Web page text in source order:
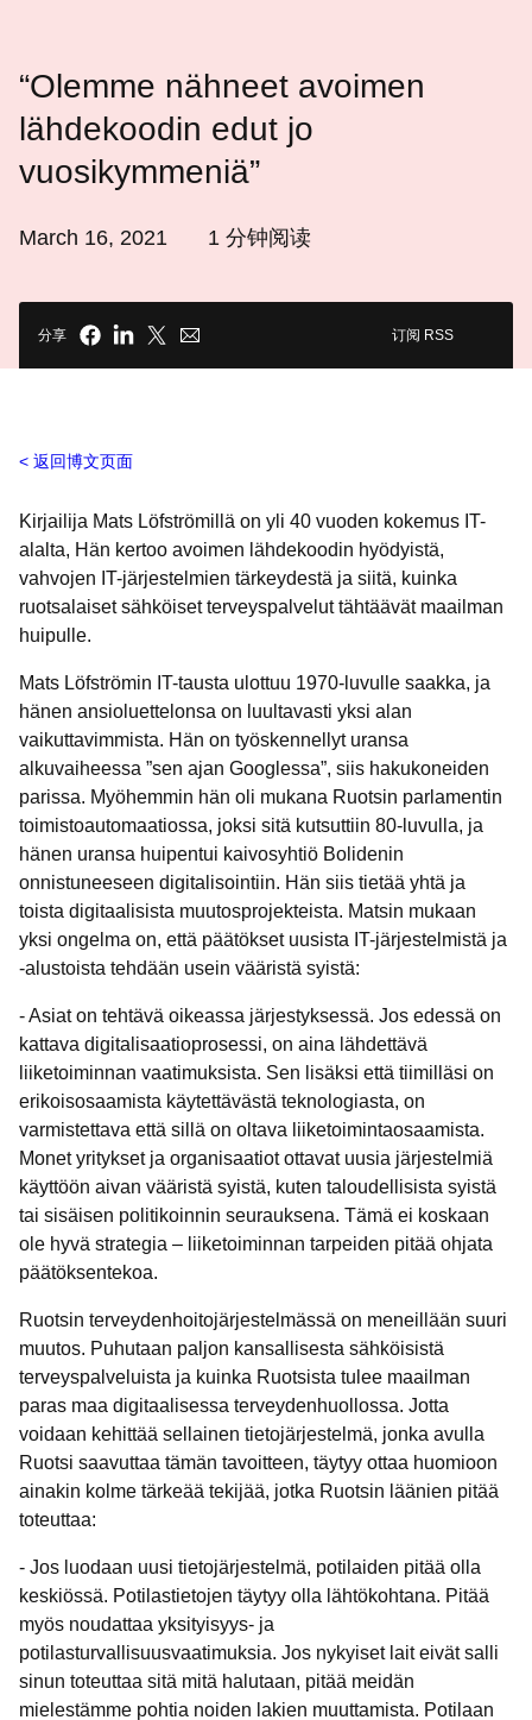
“Olemme nähneet avoimen
lähdekoodin edut jo
vuosikymmeniä”
March 16, 2021 1 分钟阅读
分享 订阅 RSS
返回博文页面
Kirjailija Mats Löfströmillä on yli 40 vuoden kokemus IT-
alalta, Hän kertoo avoimen lähdekoodin hyödyistä,
vahvojen IT-järjestelmien tärkeydestä ja siitä, kuinka
ruotsalaiset sähköiset terveyspalvelut tähtäävät maailman
huipulle.
Mats Löfströmin IT-tausta ulottuu 1970-luvulle saakka, ja
hänen ansioluettelonsa on luultavasti yksi alan
vaikuttavimmista. Hän on työskennellyt uransa
alkuvaiheessa ”sen ajan Googlessa”, siis hakukoneiden
parissa. Myöhemmin hän oli mukana Ruotsin parlamentin
toimistoautomaatiossa, joksi sitä kutsuttiin 80-luvulla, ja
hänen uransa huipentui kaivosyhtiö Bolidenin
onnistuneeseen digitalisointiin. Hän siis tietää yhtä ja
toista digitaalisista muutosprojekteista. Matsin mukaan
yksi ongelma on, että päätökset uusista IT-järjestelmistä ja
-alustoista tehdään usein vääristä syistä:
- Asiat on tehtävä oikeassa järjestyksessä. Jos edessä on
kattava digitalisaatioprosessi, on aina lähdettävä
liiketoiminnan vaatimuksista. Sen lisäksi että tiimilläsi on
erikoisosaamista käytettävästä teknologiasta, on
varmistettava että sillä on oltava liiketoimintaosaamista.
Monet yritykset ja organisaatiot ottavat uusia järjestelmiä
käyttöön aivan vääristä syistä, kuten taloudellisista syistä
tai sisäisen politikoinnin seurauksena. Tämä ei koskaan
ole hyvä strategia – liiketoiminnan tarpeiden pitää ohjata
päätöksentekoa.
Ruotsin terveydenhoitojärjestelmässä on meneillään suuri
muutos. Puhutaan paljon kansallisesta sähköisistä
terveyspalveluista ja kuinka Ruotsista tulee maailman
paras maa digitaalisessa terveydenhuollossa. Jotta
voidaan kehittää sellainen tietojärjestelmä, jonka avulla
Ruotsi saavuttaa tämän tavoitteen, täytyy ottaa huomioon
ainakin kolme tärkeää tekijää, jotka Ruotsin läänien pitää
toteuttaa:
- Jos luodaan uusi tietojärjestelmä, potilaiden pitää olla
keskiössä. Potilastietojen täytyy olla lähtökohtana. Pitää
myös noudattaa yksityisyys- ja
potilasturvallisuusvaatimuksia. Jos nykyiset lait eivät salli
sinun toteuttaa sitä mitä halutaan, pitää meidän
mielestämme pohtia noiden lakien muuttamista. Potilaan